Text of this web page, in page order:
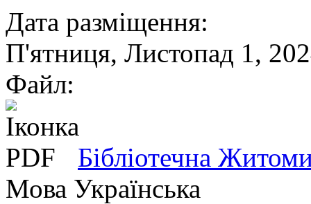
Дата разміщення:
П'ятниця, Листопад 1,
Файл:
Бібліотечна
Мова Українська